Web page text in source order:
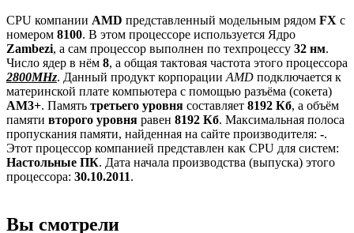
CPU компании AMD представленный модельным рядом FX с
номером 8100. В этом процессоре используется Ядро
Zambezi, а сам процессор выполнен по техпроцессу 32 нм.
Число ядер в нём 8, а общая тактовая частота этого процессора
2800MHz. Данный продукт корпорацииAMD подключается к
материнской плате компьютера с помощью разъёма (сокета)
AM3+. Память третьего уровня составляет 8192 Кб, а объём
памяти второго уровня равен 8192 Кб. Максимальная полоса
пропускания памяти, найденная на сайте производителя: -.
Этот процессор компанией представлен как CPU для систем:
Настольные ПК. Дата начала производства (выпуска) этого
процессора: 30.10.2011.
Вы смотрели